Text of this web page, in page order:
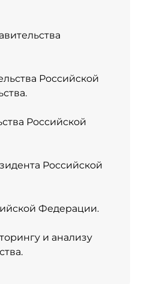
Российской
Российской
Российской
Федерации.
и анализу